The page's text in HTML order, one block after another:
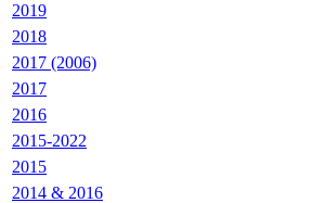
2019
2018
2017 (2006)
2017
2016
2015-2022
2015
2014 & 2016